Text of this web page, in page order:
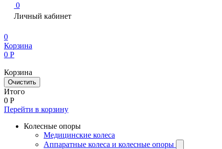
0
Личный кабинет
0
Корзина
0 Р
Корзина
Очистить
Итого
0 Р
Перейти в корзину
Колесные опоры
Медицинские колеса
Аппаратные колеса и колесные опоры